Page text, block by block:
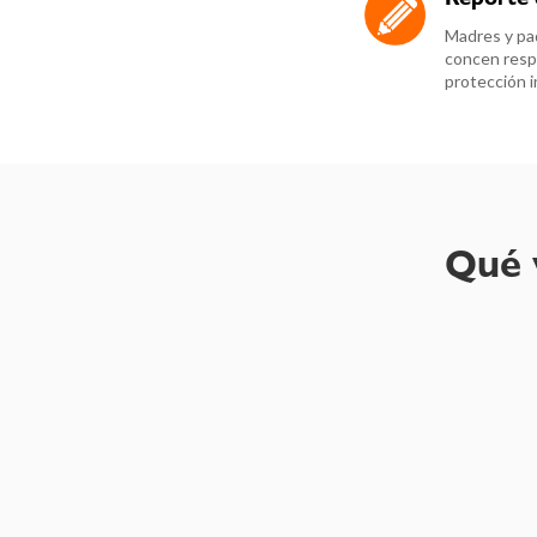
Madres y
concen
protección
Qué